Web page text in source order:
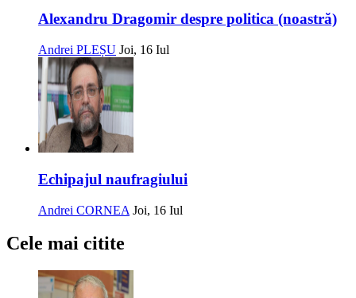
Alexandru Dragomir despre politica (noastră)
Andrei PLEȘU Joi, 16 Iul
Echipajul naufragiului
Andrei CORNEA Joi, 16 Iul
Cele mai citite